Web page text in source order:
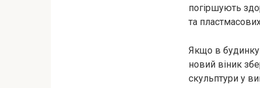
погіршують
та
Якщо в будинку
новий віник
скульптури у